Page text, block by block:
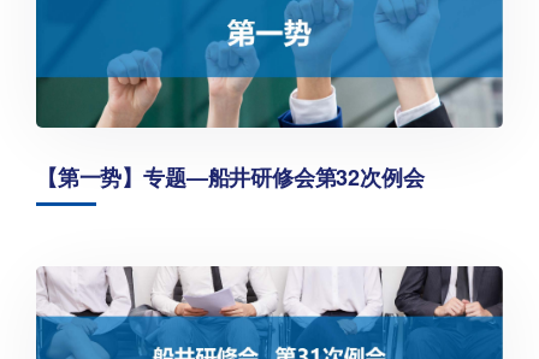
【第一势】专题—船井研修会第32次例会